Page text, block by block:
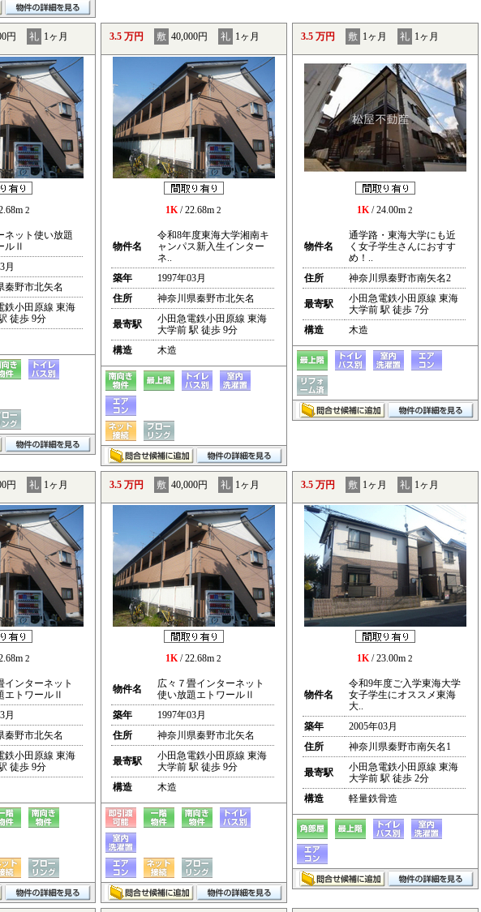
円 礼 1ヶ月
2
ネット使い放題
ルⅡ
月
秦野市北矢名
鉄小田原線 東海
徒歩 9分
3.5 万円 敷 40,000円 礼 1ヶ月
1K/ 22.68m 2
物件名
令和8年度東海大学湘南キ
ャンパス新入生インター
ネ..
築年
1997年03月
住所
神奈川県秦野市北矢名
最寄駅
小田急電鉄小田原線 東海
大学前 駅 徒歩 9分
構造
木造
3.5 万円 敷 1ヶ月 礼 1ヶ月
1K/ 24.00m 2
物件名
通学路・東海大学にも近
く女子学生さんにおすす
め！..
住所
神奈川県秦野市南矢名2
最寄駅
小田急電鉄小田原線 東海
大学前 駅 徒歩 7分
構造
木造
円 礼 1ヶ月
2
インターネット
エトワールⅡ
月
秦野市北矢名
鉄小田原線 東海
徒歩 9分
3.5 万円 敷 40,000円 礼 1ヶ月
1K/ 22.68m 2
物件名
広々７畳インターネット
使い放題エトワールⅡ
築年
1997年03月
住所
神奈川県秦野市北矢名
最寄駅
小田急電鉄小田原線 東海
大学前 駅 徒歩 9分
構造
木造
3.5 万円 敷 1ヶ月 礼 1ヶ月
1K/ 23.00m 2
物件名
令和9年度ご入学東海大学
女子学生にオススメ東海
大..
築年
2005年03月
住所
神奈川県秦野市南矢名1
最寄駅
小田急電鉄小田原線 東海
大学前 駅 徒歩 2分
構造
軽量鉄骨造